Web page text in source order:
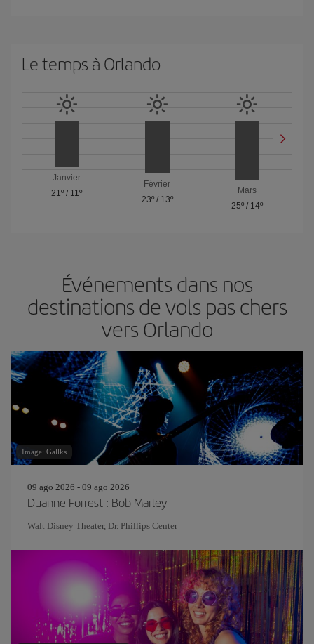
Le temps à Orlando
Janvier
21º / 11º
Février
23º/ 13º
Mars
25º / 14º
Événements dans nos
destinations de vols pas chers
vers Orlando
Image: Gallks
09 ago 2026 - 09 ago 2026
Duanne Forrest : Bob Marley
Walt Disney Theater, Dr. Phillips Center